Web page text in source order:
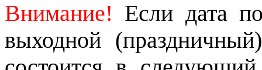
Внимание! Если дата
выходной